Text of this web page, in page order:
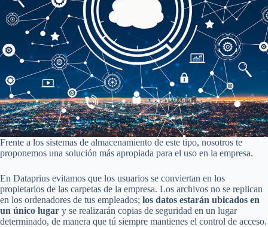
Frente a los sistemas de almacenamiento de este tipo, nosotros te
proponemos una solución más apropiada para el uso en la empresa.
En Dataprius evitamos que los usuarios se conviertan en los
propietarios de las carpetas de la empresa. Los archivos no se replican
en los ordenadores de tus empleados; los datos estarán ubicados en
un único lugar y se realizarán copias de seguridad en un lugar
determinado, de manera que tú siempre mantienes el control de acceso.